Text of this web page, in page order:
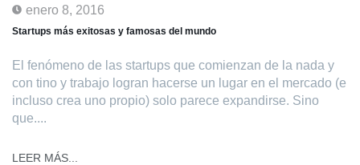
enero 8, 2016
Startups más exitosas y famosas del mundo
El fenómeno de las startups que comienzan de la nada y
con tino y trabajo logran hacerse un lugar en el mercado (e
incluso crea uno propio) solo parece expandirse. Sino
que....
LEER MÁS...